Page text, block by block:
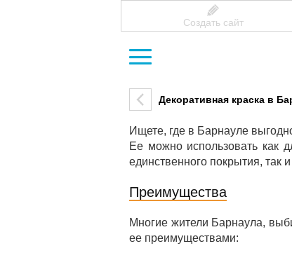
Создать сайт
Декоративная краска в
Ищете, где в Барнауле
Ее можно использовать как
единственного покрытия, так
Преимущества
Многие жители Барнаула,
ее преимуществами: